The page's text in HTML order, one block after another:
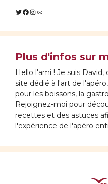
Twitter
Facebook
Instagram
Lien
Plus d'infos sur
Hello l'ami ! Je suis
site dédié à l'art de
pour les boissons, la
Rejoignez-moi pour
recettes et des astuces
l'expérience de l'apéro